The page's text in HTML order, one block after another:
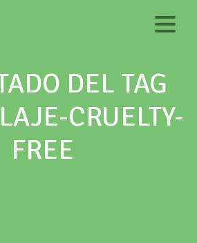
DEL TAG
CRUELTY-
FREE